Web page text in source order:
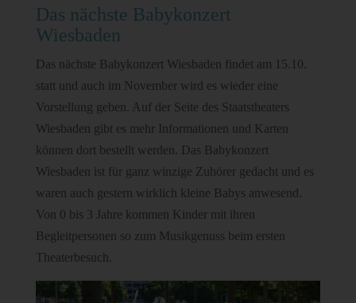
Das nächste Babykonzert
Wiesbaden
Das nächste Babykonzert Wiesbaden findet am 15.10.
statt und auch im November wird es wieder eine
Vorstellung geben. Auf der Seite des Staatstheaters
Wiesbaden gibt es mehr Informationen und Karten
können dort bestellt werden. Das Babykonzert
Wiesbaden ist für ganz winzige Zuhörer gedacht und es
waren auch gestern wirklich kleine Babys anwesend.
Von 0 bis 3 Jahre kommen Kinder mit ihren
Begleitpersonen so zum Musikgenuss beim ersten
Theaterbesuch.